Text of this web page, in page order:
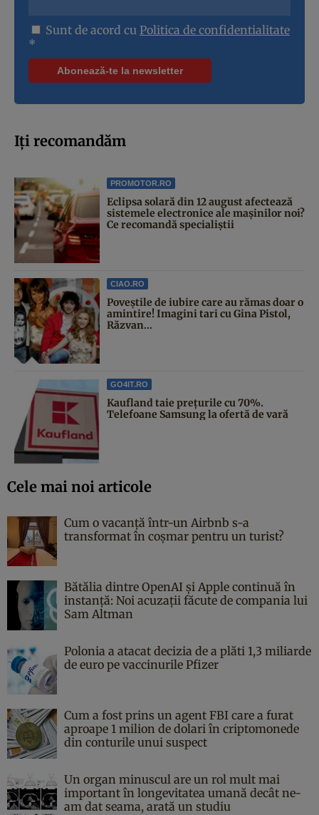
Sunt de acord cu Politica de confidentialitate
*
Iți recomandăm
PROMOTOR.RO
Eclipsa solară din 12 august afectează
sistemele electronice ale mașinilor noi?
Ce recomandă specialiștii
CIAO.RO
Poveştile de iubire care au rămas doar o
amintire! Imagini tari cu Gina Pistol,
Răzvan...
GO4IT.RO
Kaufland taie prețurile cu 70%.
Telefoane Samsung la ofertă de vară
Cele mai noi articole
Cum o vacanță într-un Airbnb s-a
transformat în coșmar pentru un turist?
Bătălia dintre OpenAI și Apple continuă în
instanță: Noi acuzații făcute de compania lui
Sam Altman
Polonia a atacat decizia de a plăti 1,3 miliarde
de euro pe vaccinurile Pfizer
Cum a fost prins un agent FBI care a furat
aproape 1 milion de dolari în criptomonede
din conturile unui suspect
Un organ minuscul are un rol mult mai
important în longevitatea umană decât ne-
am dat seama, arată un studiu